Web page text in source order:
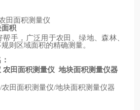
田面积测量仪
面积
帮手，广泛用于农田、绿地、森林、
则区域面积的精确测量。
农田面积测量仪 地块面积测量仪器
/农田面积测量仪/地块面积测量仪器